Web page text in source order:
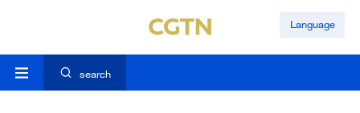
Language
search